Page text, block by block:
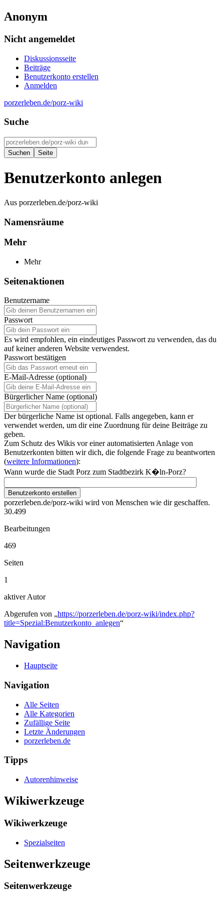
Anonym
Nicht angemeldet
Diskussionsseite
Beiträge
Benutzerkonto erstellen
Anmelden
porzerleben.de/porz-wiki
Suche
Benutzerkonto anlegen
Aus porzerleben.de/porz-wiki
Namensräume
Mehr
Mehr
Seitenaktionen
Benutzername
Passwort
Es wird empfohlen, ein eindeutiges Passwort zu verwenden, das du
auf keiner anderen Website verwendest.
Passwort bestätigen
E-Mail-Adresse (optional)
Bürgerlicher Name (optional)
Der bürgerliche Name ist optional. Falls angegeben, kann er
verwendet werden, um dir eine Zuordnung für deine Beiträge zu
geben.
Zum Schutz des Wikis vor einer automatisierten Anlage von
Benutzerkonten bitten wir dich, die folgende Frage zu beantworten
(weitere Informationen):
Wann wurde die Stadt Porz zum Stadtbezirk K�ln-Porz?
Benutzerkonto erstellen
porzerleben.de/porz-wiki wird von Menschen wie dir geschaffen.
30.499
Bearbeitungen
469
Seiten
1
aktiver Autor
Abgerufen von „https://porzerleben.de/porz-wiki/index.php?
title=Spezial:Benutzerkonto_anlegen“
Navigation
Hauptseite
Navigation
Alle Seiten
Alle Kategorien
Zufällige Seite
Letzte Änderungen
porzerleben.de
Tipps
Autorenhinweise
Wikiwerkzeuge
Wikiwerkzeuge
Spezialseiten
Seitenwerkzeuge
Seitenwerkzeuge